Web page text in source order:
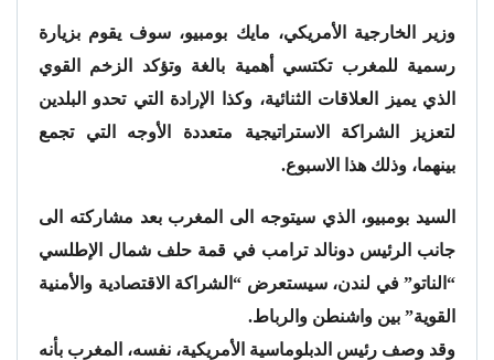
وزير الخارجية الأمريكي، مايك بومبيو، سوف يقوم بزيارة
رسمية للمغرب تكتسي أهمية بالغة وتؤكد الزخم القوي
الذي يميز العلاقات الثنائية، وكذا الإرادة التي تحدو البلدين
لتعزيز الشراكة الاستراتيجية متعددة الأوجه التي تجمع
بينهما، وذلك هذا الاسبوع.
السيد بومبيو، الذي سيتوجه الى المغرب بعد مشاركته الى
جانب الرئيس دونالد ترامب في قمة حلف شمال الإطلسي
“الناتو” في لندن، سيستعرض “الشراكة الاقتصادية والأمنية
القوية” بين واشنطن والرباط.
وقد وصف رئيس الدبلوماسية الأمريكية، نفسه، المغرب بأنه